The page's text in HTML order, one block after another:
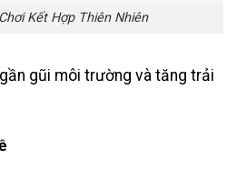
Kết Hợp Thiên Nhiên
gũi môi trường và tăng trải